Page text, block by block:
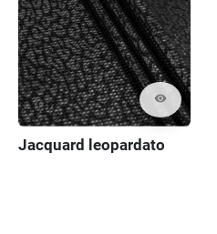
visibility
Jacquard leopardato